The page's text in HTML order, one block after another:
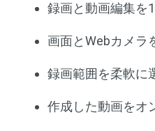
録画と動画編集を
画面とWebカメラ
録画範囲を柔軟に
作成した動画をオ